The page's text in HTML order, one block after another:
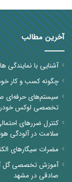
آخرین مطالب
آشنایی با نمایندگی
چگونه کسب و کار
سیستم‌های حرفه‌ای
تخصصی لوکس
کنترل ضررهای
سلامت در آلودگی
مضرات سیگارهای
آموزش تخصصی گل
صادقی در مشهد